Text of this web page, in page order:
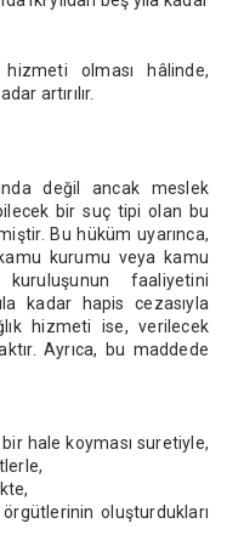
olması hâlinde,
artırılır.
değil ancak meslek
bir suç tipi olan bu
Bu hüküm uyarınca,
kurumu veya kamu
faaliyetini
kadar hapis cezasıyla
hizmeti ise, verilecek
Ayrıca, bu maddede
hale koyması suretiyle,
oluşturdukları